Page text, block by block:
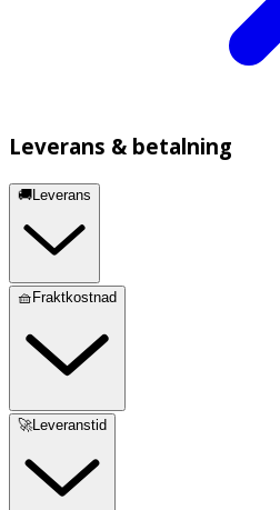
Leverans & betalning
🚚Leverans
🧺Fraktkostnad
🚀Leveranstid